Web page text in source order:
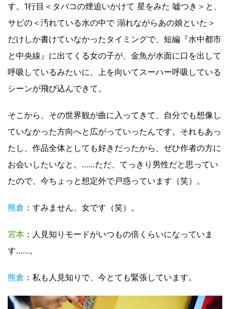
す。1行目＜タバコの煙追いかけて 星をみた 嘘つき＞と、
サビの＜汚れている水の中で 溺れながらあの娘といた＞
だけしか書けていなかったタイミングで、短編『水中都市
と中央線』に出てくる女の子が、金魚が水面に口を出して
呼吸しているみたいに、上を向いてスーハー呼吸している
シーンが飛び込んできて。
そこから、その世界観が曲に入ってきて、自分でも想像し
ていなかった方向へと広がっていったんです。それもあっ
たし、作品全体としても好きだったから、ぜひ作者の方に
お会いしたいなと。……ただ、てっきり男性だと思ってい
たので、今ちょっと想定外で戸惑っています（笑）。
熊倉 ：すみません、女です（笑）。
宮本 ：人見知りモードがいつもの倍くらいになっていま
す……。
熊倉 ：私も人見知りで、今とても緊張しています。